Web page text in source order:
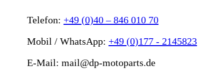
Telefon: +49 (0)40 – 846 010 70
Mobil / WhatsApp: +49 (0)177 - 2145823
E-Mail: mail@dp-motoparts.de